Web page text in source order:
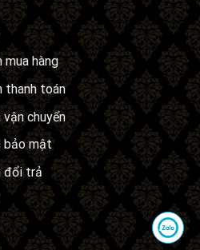
mua hàng
thanh toán
vận chuyển
bảo mật
đổi trả